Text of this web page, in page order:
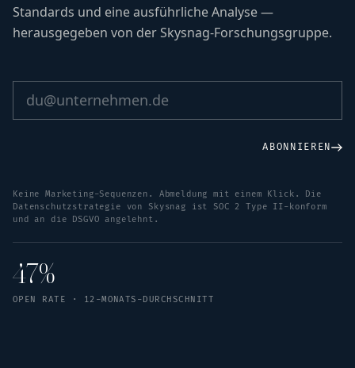
Standards und eine ausführliche Analyse —
herausgegeben von der Skysnag-Forschungsgruppe.
ABONNIEREN
Keine Marketing-Sequenzen. Abmeldung mit einem Klick. Die
Datenschutzstrategie von Skysnag ist SOC 2 Type II-konform
und an die DSGVO angelehnt.
47%
OPEN RATE · 12-MONATS-DURCHSCHNITT